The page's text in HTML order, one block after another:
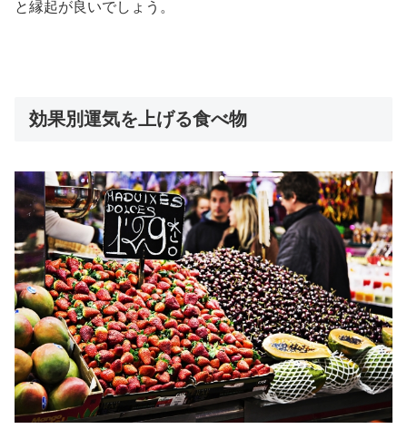
と縁起が良いでしょう。
効果別運気を上げる食べ物